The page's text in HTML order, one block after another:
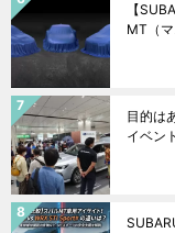
【
MT（
目的は
イベン